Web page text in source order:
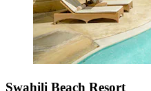
Swahili Beach Resort